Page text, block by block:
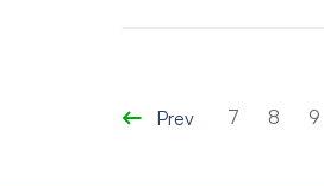
Prev 7 8 9